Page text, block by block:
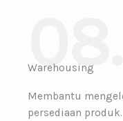
08.
Warehousing
Membantu
persediaan produk.